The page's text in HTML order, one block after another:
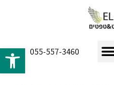
055-557-3460